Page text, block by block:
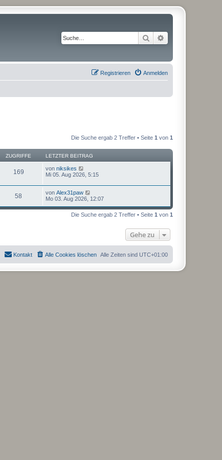
Suche
Anmelden
Registrieren
Die Suche ergab 2 Treffer • Seite 1 von 1
ZUGRIFFE LETZTER BEITRAG
169 von niksikes
Mi 05. Aug 2026, 5:15
58 von Alex31paw
Mo 03. Aug 2026, 12:07
Die Suche ergab 2 Treffer • Seite 1 von 1
Gehe zu
Alle Zeiten sind UTC+01:00
Alle Cookies löschen
Kontakt